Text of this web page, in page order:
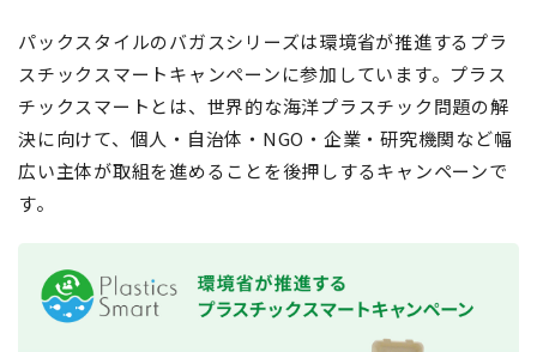
パックスタイルのバガスシリーズは環境省が推進するプラ
スチックスマートキャンペーンに参加しています。プラス
チックスマートとは、世界的な海洋プラスチック問題の解
決に向けて、個人・自治体・NGO・企業・研究機関など幅
広い主体が取組を進めることを後押しするキャンペーンで
す。